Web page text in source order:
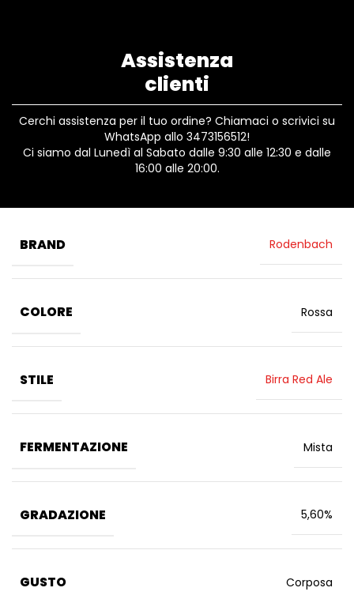
Assistenza
clienti
Cerchi assistenza per il tuo ordine? Chiamaci o scrivici su
WhatsApp allo 3473156512!
Ci siamo dal Lunedì al Sabato dalle 9:30 alle 12:30 e dalle
16:00 alle 20:00.
BRAND Rodenbach
COLORE Rossa
STILE Birra Red Ale
FERMENTAZIONE Mista
GRADAZIONE 5,60%
GUSTO Corposa